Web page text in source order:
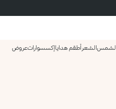
الشمسالشعر أطقم هداياإكسسواراتعروض